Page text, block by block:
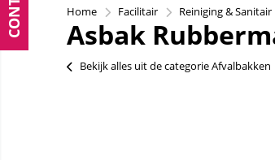
Home Facilitair Reiniging & Sanitair
Asbak
Bekijk alles uit de categorie Afvalbakken